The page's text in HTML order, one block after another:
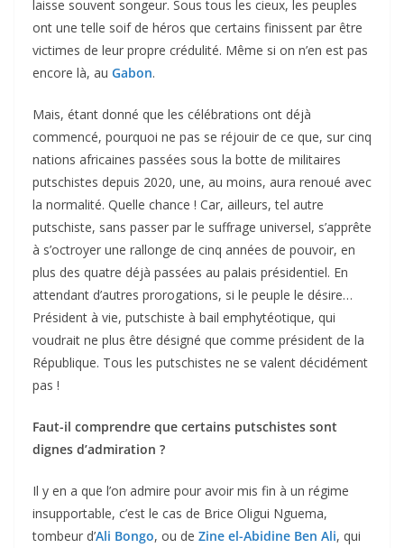
laisse souvent songeur. Sous tous les cieux, les peuples
ont une telle soif de héros que certains finissent par être
victimes de leur propre crédulité. Même si on n’en est pas
encore là, au Gabon.
Mais, étant donné que les célébrations ont déjà
commencé, pourquoi ne pas se réjouir de ce que, sur cinq
nations africaines passées sous la botte de militaires
putschistes depuis 2020, une, au moins, aura renoué avec
la normalité. Quelle chance ! Car, ailleurs, tel autre
putschiste, sans passer par le suffrage universel, s’apprête
à s’octroyer une rallonge de cinq années de pouvoir, en
plus des quatre déjà passées au palais présidentiel. En
attendant d’autres prorogations, si le peuple le désire…
Président à vie, putschiste à bail emphytéotique, qui
voudrait ne plus être désigné que comme président de la
République. Tous les putschistes ne se valent décidément
pas !
Faut-il comprendre que certains putschistes sont
dignes d’admiration ?
Il y en a que l’on admire pour avoir mis fin à un régime
insupportable, c’est le cas de Brice Oligui Nguema,
tombeur d’Ali Bongo, ou de Zine el-Abidine Ben Ali, qui